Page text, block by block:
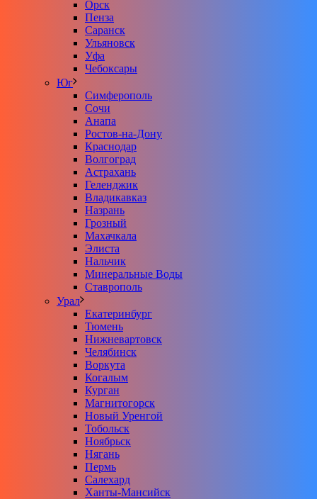
Орск
Пенза
Саранск
Ульяновск
Уфа
Чебоксары
Юг
Симферополь
Сочи
Анапа
Ростов-на-Дону
Краснодар
Волгоград
Астрахань
Геленджик
Владикавказ
Назрань
Грозный
Махачкала
Элиста
Нальчик
Минеральные Воды
Ставрополь
Урал
Екатеринбург
Тюмень
Нижневартовск
Челябинск
Воркута
Когалым
Курган
Магнитогорск
Новый Уренгой
Тобольск
Ноябрьск
Нягань
Пермь
Салехард
Ханты-Мансийск